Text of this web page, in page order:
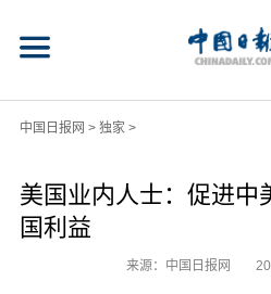
中国日报网 > 独家>
美国业内人士：促进中
国利益
来源：中国日报网